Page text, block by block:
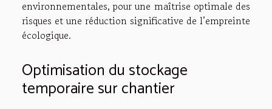
environnementales, pour une maîtrise optimale des
risques et une réduction significative de l’empreinte
écologique.
Optimisation du stockage
temporaire sur chantier